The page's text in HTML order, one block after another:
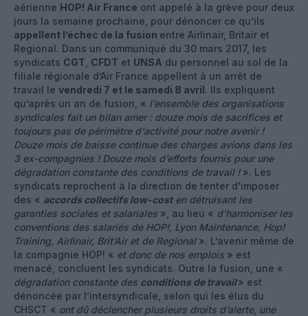
aérienne HOP! Air France ont appelé à la grève pour deux
jours la semaine prochaine, pour dénoncer ce qu’ils
appellent l’échec de la fusion entre Airlinair, Britair et
Regional. Dans un communiqué du 30 mars 2017, les
syndicats CGT CFDT et UNSA du personnel au sol de la
filiale régionale d’Air France appellent à un arrêt de
travail le vendredi 7 et le samedi 8 avril. Ils expliquent
qu’après un an de fusion, « l’ensemble des organisations
syndicales fait un bilan amer : douze mois de sacrifices et
toujours pas de périmètre d'activité pour notre avenir !
Douze mois de baisse continue des charges avions dans les
3 ex-compagnies ! Douze mois d’efforts fournis pour une
dégradation constante des conditions de travail !». Les
syndicats reprochent à la direction de tenter d'imposer
des « accords collectifs low-costen détruisant les
garanties sociales et salariales », au lieu « d’harmoniser les
conventions des salariés de HOP!, Lyon Maintenance, Hop!
Training, Airlinair, Brit’Air et de Regional». L’avenir même de
la compagnie HOP! « et donc de nos emplois » est
menacé, concluent les syndicats. Outre la fusion, une «
dégradation constante des conditions de travail» est
dénoncée par l’intersyndicale, selon qui les élus du
CHSCT « ont dû déclencher plusieurs droits d’alerte, une